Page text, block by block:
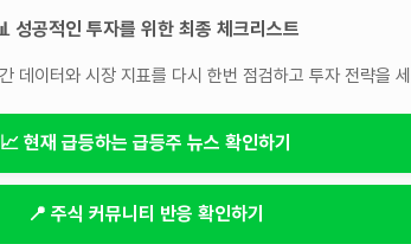
성공적인 투자를 위한 최종 체크리스트
데이터와 시장 지표를 다시 한번 점검하고 투자 전략을
📈 현재 급등하는 급등주 뉴스 확인하기
📍 주식 커뮤니티 반응 확인하기